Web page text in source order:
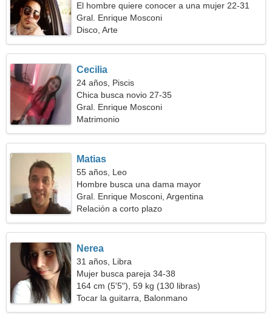
El hombre quiere conocer a una mujer 22-31
Gral. Enrique Mosconi
Disco, Arte
Cecilia
24 años, Piscis
Chica busca novio 27-35
Gral. Enrique Mosconi
Matrimonio
Matias
55 años, Leo
Hombre busca una dama mayor
Gral. Enrique Mosconi, Argentina
Relación a corto plazo
Nerea
31 años, Libra
Mujer busca pareja 34-38
164 cm (5'5"), 59 kg (130 libras)
Tocar la guitarra, Balonmano